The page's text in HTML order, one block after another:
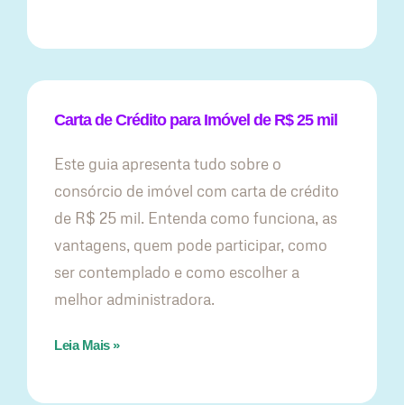
Carta de Crédito para Imóvel de R$ 25 mil
Este guia apresenta tudo sobre o
consórcio de imóvel com carta de crédito
de R$ 25 mil. Entenda como funciona, as
vantagens, quem pode participar, como
ser contemplado e como escolher a
melhor administradora.
Leia Mais »